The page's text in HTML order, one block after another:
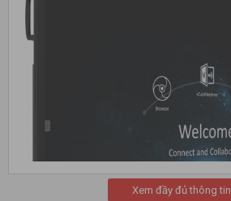
Xem đầy đủ thông tin